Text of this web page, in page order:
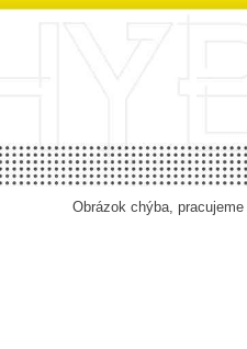
Obrázok chýba, pracujeme